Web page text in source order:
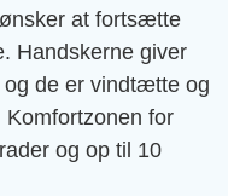
at fortsætte
Handskerne giver
de er vindtætte og
for
og op til 10